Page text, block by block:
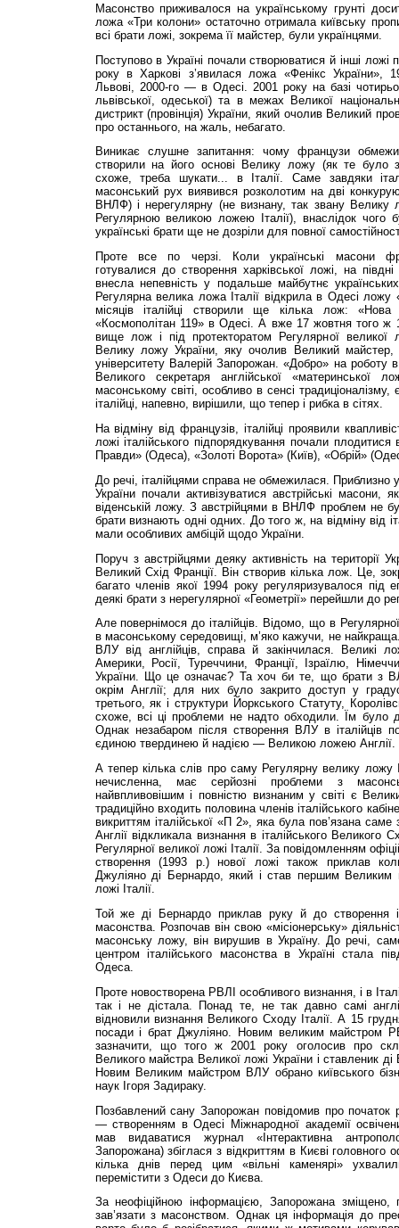
Масонство приживалося на українському грунті
ложа «Три колони» остаточно отримала київську
всі брати ложі, зокрема її майстер, були українцями.
Поступово в Україні почали створюватися й інші
року в Харкові з’явилася ложа «Фенікс України»,
Львові, 2000-го — в Одесі. 2001 року на базі
львівської, одеської) та в межах Великої
дистрикт (провінція) України, який очолив Великий
про останнього, на жаль, небагато.
Виникає слушне запитання: чому французи
створили на його основі Велику ложу (як те було
схоже, треба шукати... в Італії. Саме завдяки
масонський рух виявився розколотим на дві
ВНЛФ) і нерегулярну (не визнану, так звану Велику
Регулярною великою ложею Італії), внаслідок
українські брати ще не дозріли для пов­ної
Проте все по черзі. Коли українські масони
готувалися до створення харківської ложі, на
внесла непевність у подальше майбутнє
Регу­ляр­на велика ложа Італії відкрила в Одесі
місяців італійці створили ще кілька лож:
«Космополітан 119» в Одесі. А вже 17 жовтня того ж
вище лож і під протекторатом Регулярної великої
Велику ложу України, яку очолив Великий майстер,
університету Валерій Запорожан. «Добро» на роботу в
Великого секретаря англійської «материнської
масонському світі, особливо в сенсі
італійці, напевно, вирішили, що тепер і рибка в сітях.
На відміну від французів, італійці проявили
ложі італійського підпорядкування почали плодитися
Правди» (Одеса), «Золоті Ворота» (Київ), «Обрій»
До речі, італійцями справа не обмежилася. Приблизно
України почали активізуватися австрійські масони,
віденській ложу. З австрійцями в ВНЛФ проблем не
брати визнають одні одних. До того ж, на відміну від
мали особливих амбіцій щодо України.
Поруч з австрійцями деяку активність на території
Великий Схід Франції. Він створив кілька лож. Це,
багато членів якої 1994 року регуляризувалося
деякі брати з нерегулярної «Геометрії» перейшли до
Але повернімося до італійців. Відомо, що в Регулярної
в масонському середовищі, м’яко кажучи, не
ВЛУ від англійців, справа й закінчилася. Великі
Америки, Росії, Туреччини, Франції, Ізраїлю,
України. Що це означає? Та хоч би те, що брати з
окрім Англії; для них було закрито доступ у
третього, як і структури Йоркського Статуту,
схоже, всі ці проблеми не надто обходили. Їм було
Однак незабаром після створення ВЛУ в італійців
єдиною твердинею й надією — Великою ложею Англії.
А тепер кілька слів про саму Регулярну велику ложу
нечисленна, має серйозні проблеми з
найвпливовішим і повністю визнаним у світі є
традиційно входить половина членів італійського
викриттям італійської «П 2», яка була пов’язана
Англії відкликала визнання в італійського Великого
Регулярної великої ложі Італії. За повідомленням
створення (1993 р.) нової ложі також приклав
Джуліяно ді Бернардо, який і став першим Великим
ложі Італії.
Той же ді Бернардо приклав руку й до створення
масонства. Розпочав він свою «місіонерську»
масонську ложу, він вирушив в Україну. До речі,
центром італійського масонства в Україні стала
Одеса.
Проте новостворена РВЛІ особливого визнання, і в
так і не дістала. Понад те, не так давно самі
відновили визнання Великого Сходу Італії. А 15
посади і брат Джуліяно. Новим великим майстром
зазначити, що того ж 2001 року оголосив про
Великого майстра Великої ложі України і ставленик
Новим Великим майстром ВЛУ обрано київського
наук Ігоря Задираку.
Позбавлений сану Запорожан повідомив про початок
— створенням в Одесі Міжнародної академії
мав видаватися журнал «Інтерактивна
Запорожана) збіглася з відкриттям в Києві головного
кілька днів перед цим «вільні каменярі»
перемістити з Одеси до Києва.
За неофіційною інформацією, Запорожана зміщено,
зав’язати з масонством. Однак ця інформація до